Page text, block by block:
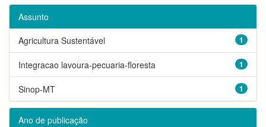
Assunto
1
Agricultura Sustentável
1
Integracao lavoura-pecuaria-floresta
1
Sinop-MT
Ano de publicação